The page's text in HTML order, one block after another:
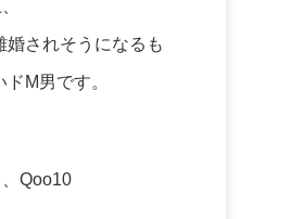
婚されそうになるも
M男です。
Qoo10